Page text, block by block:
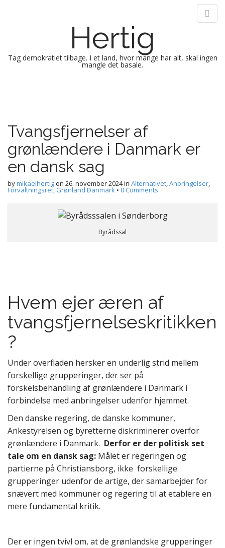
Hertig
Tag demokratiet tilbage. I et land, hvor mange har alt, skal ingen
mangle det basale.
n
m
e
n
u
t
o
c
o
n
t
e
n
Tvangsfjernelser af
grønlændere i Danmark er
en dansk sag
bymikaelhertigon 26. november 2024in Alternativet,Anbringelser,
Forvaltningsret, Grønland Danmark • 0 Comments
Byrådssal
Hvem ejer æren af
tvangsfjernelseskritikken
?
Under overfladen hersker en underlig strid mellem
forskellige grupperinger, der ser på
forskelsbehandling af grønlændere i Danmark i
forbindelse med anbringelser udenfor hjemmet.
Den danske regering, de danske kommuner,
Ankestyrelsen og byretterne diskriminerer overfor
grønlændere i Danmark. Derfor er der politisk set
tale om en dansk sag: Målet er regeringen og
partierne på Christiansborg, ikke forskellige
grupperinger udenfor de artige, der samarbejder for
snævert med kommuner og regering til at etablere en
mere fundamental kritik.
Der er ingen tvivl om, at de grønlandske grupperinger